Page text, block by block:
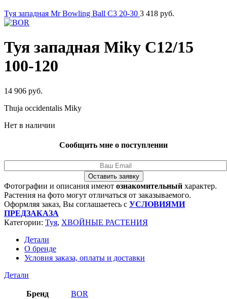
Туя западная Mr Bowling Ball C3 20-30 3 418 руб.
Туя западная Miky C12/15
100-120
14 906 руб.
Thuja occidentalis Miky
Нет в наличии
Сообщить мне о поступлении
Оставить заявку
Фотографии и описания имеют ознакомительный характер.
Растения на фото могут отличаться от заказываемого.
Оформляя заказ, Вы соглашаетесь с УСЛОВИЯМИ
ПРЕДЗАКАЗА
Категории: Туя, ХВОЙНЫЕ РАСТЕНИЯ
Детали
О бренде
Условия заказа, оплаты и доставки
Детали
Бренд BOR